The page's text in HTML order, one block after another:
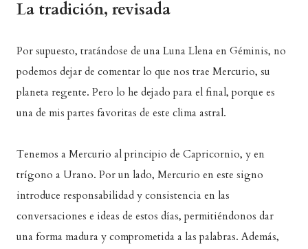
La tradición, revisada
Por supuesto, tratándose de una Luna Llena en Géminis, no
podemos dejar de comentar lo que nos trae Mercurio, su
planeta regente. Pero lo he dejado para el final, porque es
una de mis partes favoritas de este clima astral.
Tenemos a Mercurio al principio de Capricornio, y en
trígono a Urano. Por un lado, Mercurio en este signo
introduce responsabilidad y consistencia en las
conversaciones e ideas de estos días, permitiéndonos dar
una forma madura y comprometida a las palabras. Además,